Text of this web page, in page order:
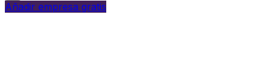
Añadir empresa gratis